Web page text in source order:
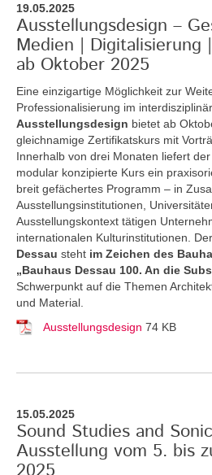
19.05.2025
Ausstellungsdesign –
Medien | Digitalisierung
ab Oktober 2025
Eine einzigartige Möglichkeit zur
Professionalisierung im
Ausstellungsdesign bietet ab
gleichnamige Zertifikatskurs mit
Innerhalb von drei Monaten liefert
modular konzipierte Kurs ein
breit gefächertes Programm – in
Ausstellungsinstitutionen,
Ausstellungskontext tätigen
internationalen Kulturinstitutionen. Der
Dessau steht im Zeichen des
„Bauhaus Dessau 100. An die
Schwerpunkt auf die Themen
und Material.
Ausstellungsdesign 74 KB
15.05.2025
Sound Studies and
Ausstellung vom 5. bis